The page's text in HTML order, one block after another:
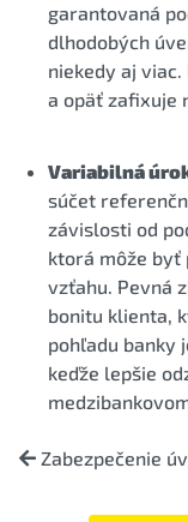
garantovaná
dlhodobých
niekedy aj
a opäť zafixuje
Variabilná
súčet
závislosti od
ktorá môže byť
vzťahu. Pevná
bonitu klienta,
pohľadu banky
keďže lepšie
Zabezpečenie